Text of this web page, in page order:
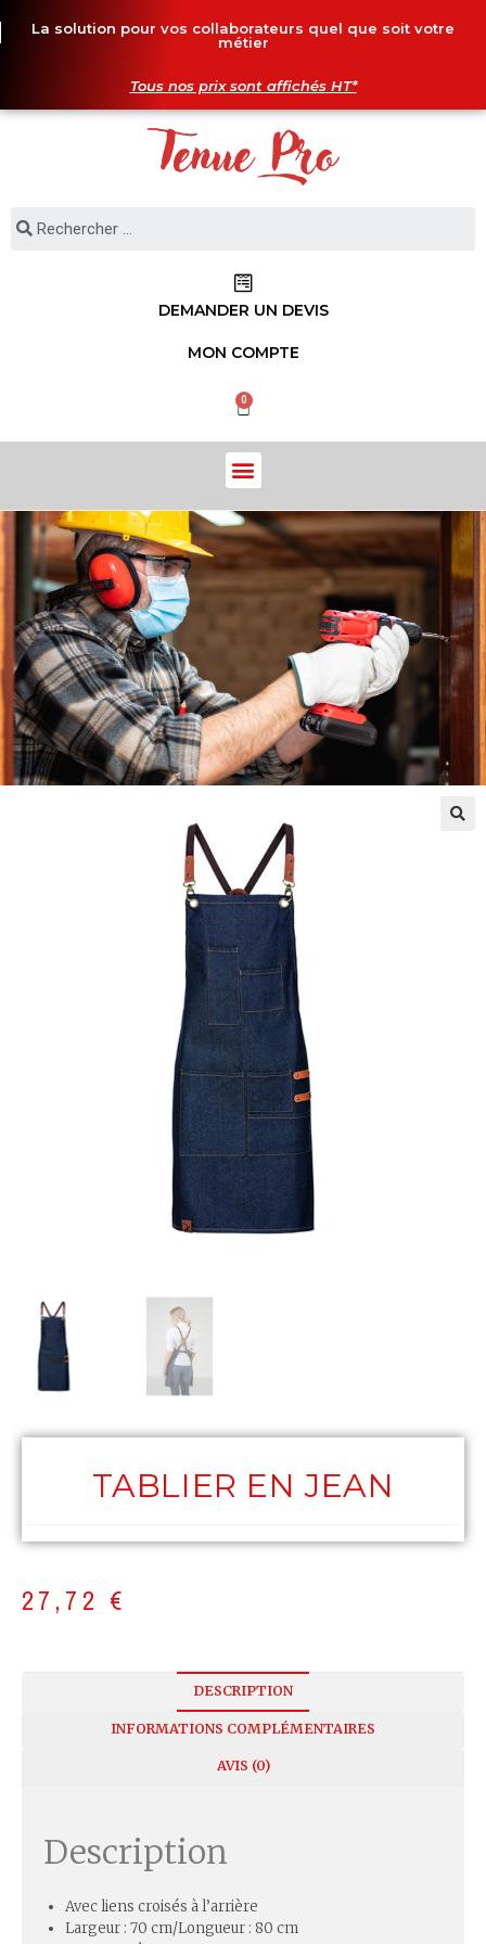
La solution pour vos collaborateurs quel que soit votre
métier
Tous nos prix sont affichés HT*
DEMANDER UN DEVIS
MON COMPTE
0
TABLIER EN JEAN
27,72 €
DESCRIPTION
INFORMATIONS COMPLÉMENTAIRES
AVIS (0)
Description
Avec liens croisés à l’arrière
Largeur : 70 cm/Longueur : 80 cm